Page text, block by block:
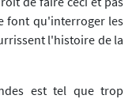
font qu'interroger les
l'histoire de la
est tel que trop